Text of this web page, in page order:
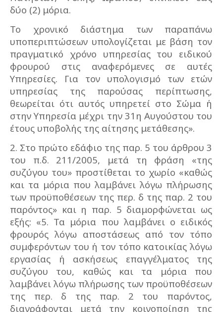
δύο (2) μόρια.
Το χρονικό διάστημα των παραπάνω
υποπεριπτώσεων υπολογίζεται με βάση τον
πραγματικό χρόνο υπηρεσίας του ειδικού
φρουρού στις αναφερόμενες σε αυτές
Υπηρεσίες. Για τον υπολογισμό των ετών
υπηρεσίας της παρούσας περίπτωσης,
θεωρείται ότι αυτός υπηρετεί στο Σώμα ή
στην Υπηρεσία μέχρι την 31η Αυγούστου του
έτους υποβολής της αίτησης μετάθεσης».
2. Στο πρώτο εδάφιο της παρ. 5 του άρθρου 3
του π.δ. 211/2005, μετά τη φράση «της
συζύγου του» προστίθεται το χωρίο «καθώς
και τα μόρια που λαμβάνει λόγω πλήρωσης
των προϋποθέσεων της περ. δ της παρ. 2 του
παρόντος» και η παρ. 5 διαμορφώνεται ως
εξής: «5. Τα μόρια που λαμβάνει ο ειδικός
φρουρός λόγω αποστάσεως από τον τόπο
συμφερόντων του ή τον τόπο κατοικίας λόγω
εργασίας ή ασκήσεως επαγγέλματος της
συζύγου του, καθώς και τα μόρια που
λαμβάνει λόγω πλήρωσης των προϋποθέσεων
της περ. δ της παρ. 2 του παρόντος,
διαγράφονται μετά την κοινοποίηση της